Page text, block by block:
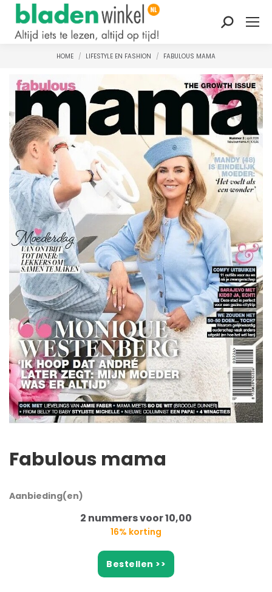
Zoeken:
Je bent hier:
HOME LIFESTYLE EN FASHION FABULOUS MAMA
Fabulous mama
Aanbieding(en)
2 nummers voor 10,00
16% korting
Bestellen >>